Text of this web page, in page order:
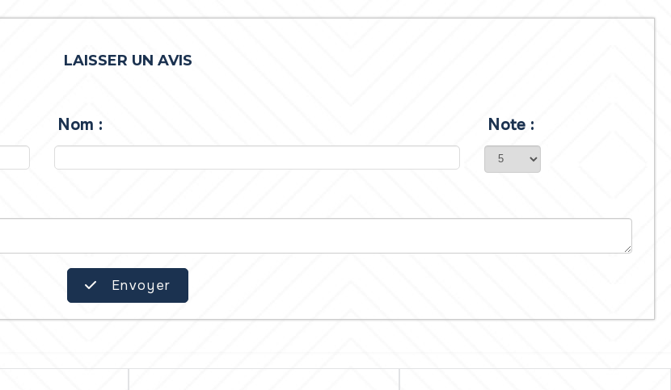
LAISSER UN AVIS
Nom : Note :
Envoyer